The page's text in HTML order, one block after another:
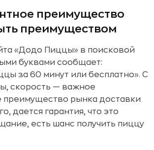
преимущество
преимуществом
«Додо Пиццы» в поисковой
буквами сообщает:
за 60 минут или бесплатно». С
скорость — важное
преимущество рынка доставки
дается гарантия, что это
есть шанс получить пиццу